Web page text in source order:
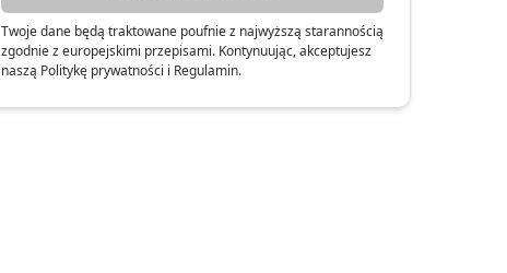
Twoje dane będą traktowane poufnie z najwyższą starannością
zgodnie z europejskimi przepisami. Kontynuując, akceptujesz
naszą Politykę prywatności i Regulamin.